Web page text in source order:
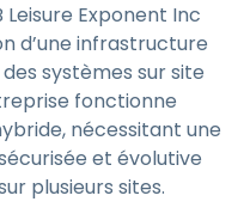
Leisure Exponent Inc
d’une infrastructure
systèmes sur site
fonctionne
nécessitant une
et évolutive
plusieurs sites.